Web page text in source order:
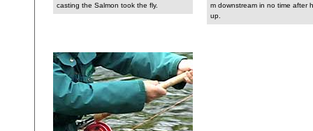
casting the Salmon took the fly.
m downstream in no time after
up.